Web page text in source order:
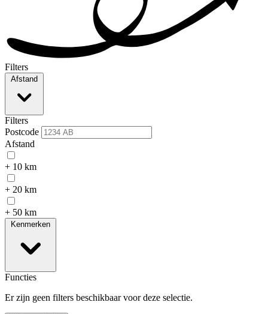
Filters
Afstand
Filters
Postcode
Afstand
+ 10 km
+ 20 km
+ 50 km
Kenmerken
Functies
Er zijn geen filters beschikbaar voor deze selectie.